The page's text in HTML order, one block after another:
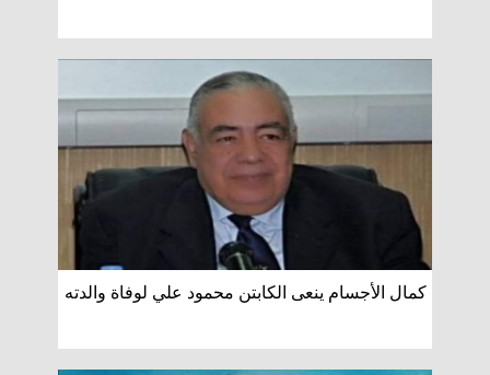
كمال الأجسام ينعى الكابتن محمود علي لوفاة والدته